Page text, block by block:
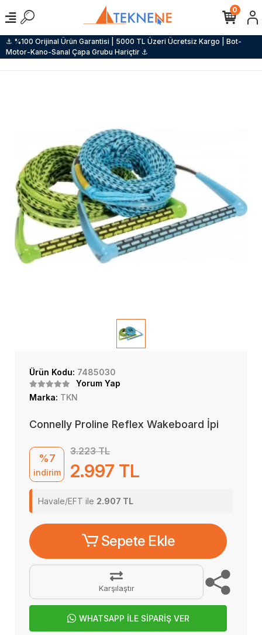
⚓ %100 Orijinal Ürün Garantisi | 5000 TL Üzeri Ücretsiz Kargo | Bot-
Motor-Kano-Sanal Çapa Grubu Hariçtir ⚓
0
Ürün Kodu: 7485030
Yorum Yap
Marka: TKN
Connelly Proline Reflex Wakeboard İpi
%7
indirim
3.223 TL
2.997 TL
Havale/EFT ile 2.907 TL
Sepete Ekle
Karşılaştır
WHATSAPP İLE SİPARİŞ VER